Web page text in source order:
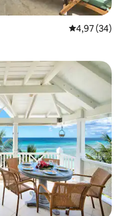
4,97 (34)